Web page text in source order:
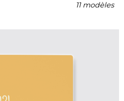
11 modèles